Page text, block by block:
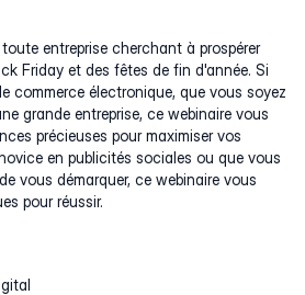
entreprise cherchant à prospérer
Friday et des fêtes de fin d'année. Si
commerce électronique, que vous soyez
grande entreprise, ce webinaire vous
précieuses pour maximiser vos
en publicités sociales ou que vous
vous démarquer, ce webinaire vous
pour réussir.